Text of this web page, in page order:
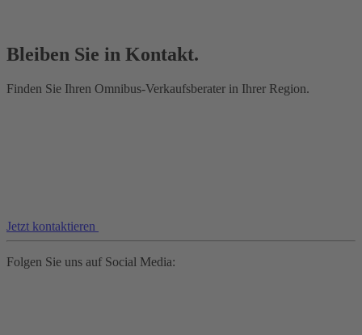
Bleiben Sie in Kontakt.
Finden Sie Ihren Omnibus-Verkaufsberater in Ihrer Region.
Jetzt kontaktieren
Folgen Sie uns auf Social Media: